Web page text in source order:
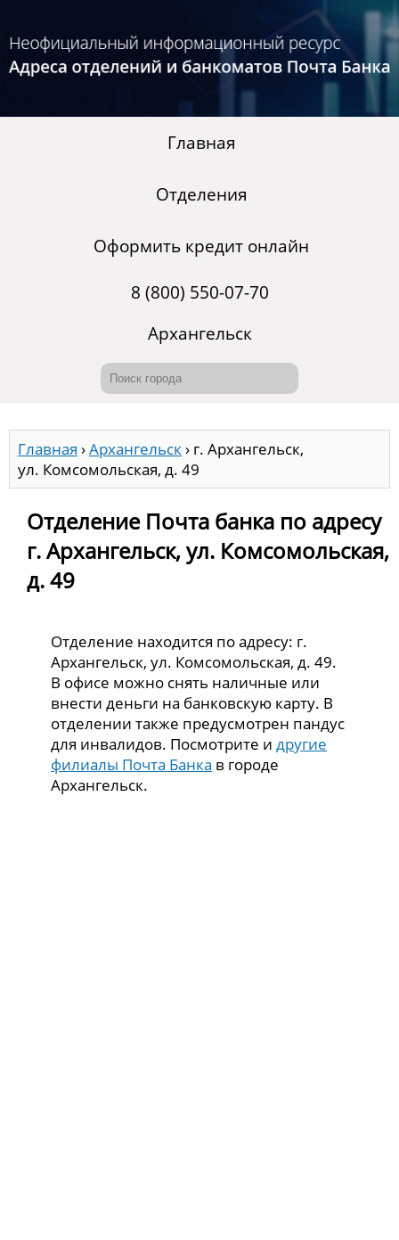
Главная
Отделения
Оформить кредит онлайн
8 (800) 550-07-70
Архангельск
Главная ›Архангельск› г. Архангельск,
ул. Комсомольская, д. 49
Отделение Почта банка по адресу
г. Архангельск, ул. Комсомольская,
д. 49
Отделение находится по адресу: г.
Архангельск, ул. Комсомольская, д. 49.
В офисе можно снять наличные или
внести деньги на банковскую карту. В
отделении также предусмотрен пандус
для инвалидов. Посмотрите идругие
филиалы Почта Банка в городе
Архангельск.